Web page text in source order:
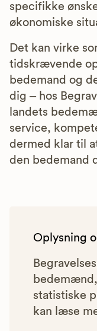
specifikke
økonomiske
Det kan virke
tidskrævende
bedemand og
dig – hos
landets
service,
dermed klar til
den bedemand
Oplysning
statistiske
kan læse